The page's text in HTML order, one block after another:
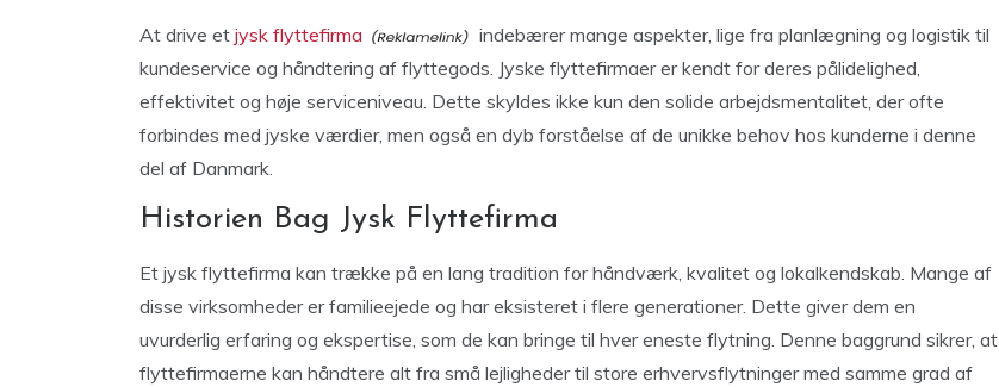
At drive et jysk flyttefirma
indebærer mange aspekter, lige fra planlægning og logistik til
kundeservice og håndtering af flyttegods. Jyske flyttefirmaer er kendt for deres pålidelighed,
effektivitet og høje serviceniveau. Dette skyldes ikke kun den solide arbejdsmentalitet, der ofte
forbindes med jyske værdier, men også en dyb forståelse af de unikke behov hos kunderne i denne
del af Danmark.
Historien Bag Jysk Flyttefirma
Et jysk flyttefirma kan trække på en lang tradition for håndværk, kvalitet og lokalkendskab. Mange af
disse virksomheder er familieejede og har eksisteret i flere generationer. Dette giver dem en
uvurderlig erfaring og ekspertise, som de kan bringe til hver eneste flytning. Denne baggrund sikrer, at
flyttefirmaerne kan håndtere alt fra små lejligheder til store erhvervsflytninger med samme grad af